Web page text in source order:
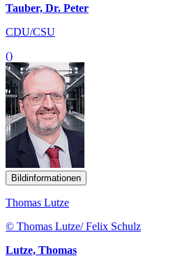
Tauber, Dr. Peter
CDU/CSU
()
Bildinformationen
Thomas Lutze
© Thomas Lutze/ Felix Schulz
Lutze, Thomas